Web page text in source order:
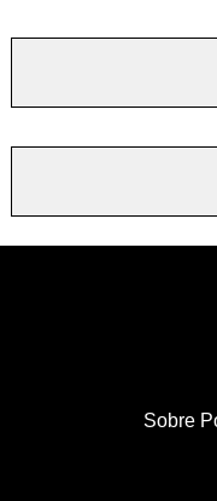
Sobre